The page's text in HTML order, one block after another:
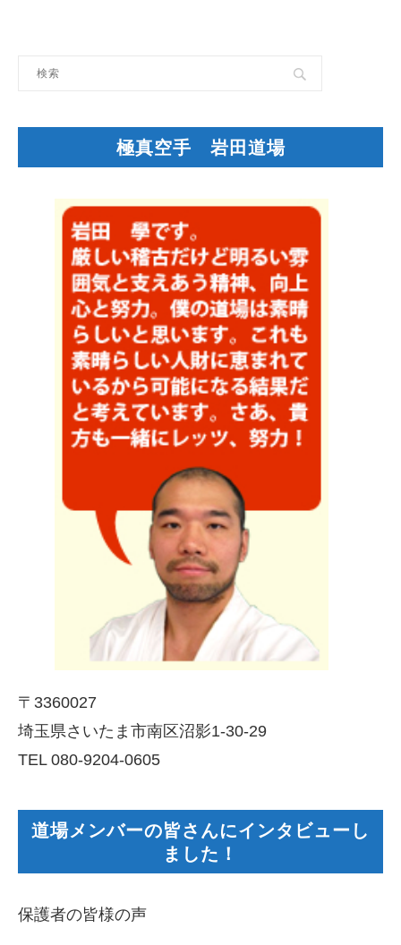
極真空手 岩田道場
〒3360027
埼玉県さいたま市南区沼影1-30-29
TEL 080-9204-0605
道場メンバーの皆さんにインタビューし
ました！
保護者の皆様の声